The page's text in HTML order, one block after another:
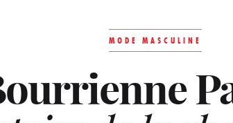
MODE MASCULINE